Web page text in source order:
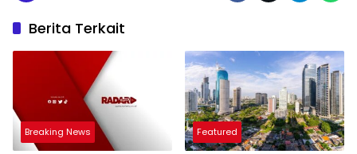
Berita Terkait
Breaking News Featured